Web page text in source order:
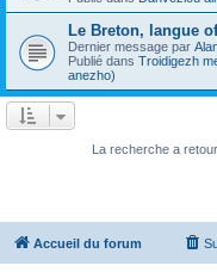
Le Breton, langue
Dernier message par
Publié dans Troidigezh
anezho)
La recherche a
Accueil du forum